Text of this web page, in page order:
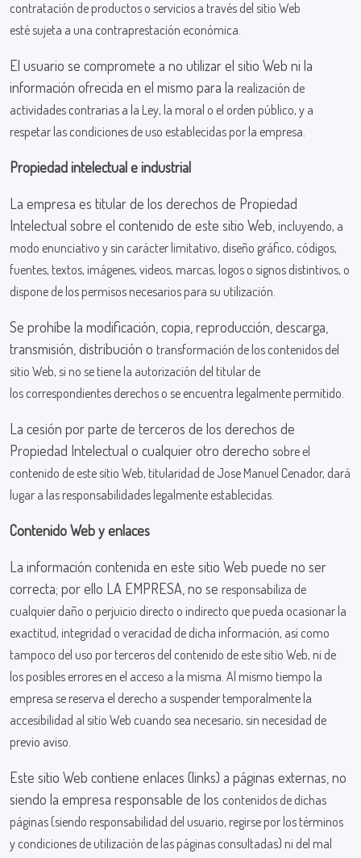
contratación de productos o servicios a través del sitio Web
estésujeta a una contraprestación económica.
El usuario se compromete a no utilizar el sitio Web ni la
información ofrecida en el mismo para la realización de
actividades contrarias a la Ley, la moral o el orden público, y a
respetar las condiciones de uso establecidas por la empresa.
Propiedad intelectual e industrial
La empresa es titular de los derechos de Propiedad
Intelectual sobre el contenido de este sitio Web, incluyendo, a
modo enunciativo y sin carácter limitativo, diseño gráfico, códigos,
fuentes, textos, imágenes, videos, marcas, logos o signos distintivos, o
dispone de los permisos necesarios para su utilización.
Se prohíbe la modificación, copia, reproducción, descarga,
transmisión, distribución o transformación de los contenidos del
sitio Web, si no se tiene la autorización del titular de
los correspondientes derechos o se encuentra legalmente permitido.
La cesión por parte de terceros de los derechos de
Propiedad Intelectual o cualquier otro derecho sobre el
contenido de este sitio Web, titularidad de Jose Manuel Cenador, dará
lugar a las responsabilidades legalmente establecidas.
Contenido Web y enlaces
La información contenida en este sitio Web puede no ser
correcta; por ello LA EMPRESA, no se responsabiliza de
cualquier daño o perjuicio directo o indirecto que pueda ocasionar la
exactitud, integridad o veracidad de dicha información, así como
tampoco del uso por terceros del contenido de este sitio Web, ni de
los posibles errores en el acceso a la misma. Al mismo tiempo la
empresa se reserva el derecho a suspender temporalmente la
accesibilidad al sitio Web cuando sea necesario, sin necesidad de
previo aviso.
Este sitio Web contiene enlaces (links) a páginas externas, no
siendo la empresa responsable de los contenidos de dichas
páginas (siendo responsabilidad del usuario, regirse por los términos
y condiciones de utilización de las páginas consultadas) ni del mal